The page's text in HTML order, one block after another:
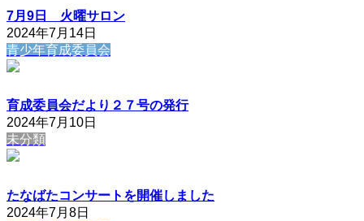
7月9日 火曜サロン
2024年7月14日
青少年育成委員会
育成委員会だより２７号の発行
2024年7月10日
未分類
たなばたコンサートを開催しました
2024年7月8日